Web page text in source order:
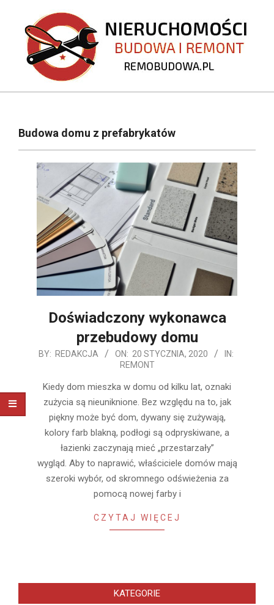
content
REMOBUDOWA.PL
NavigationBudowa domu z prefabrykatów
Doświadczony wykonawca
przebudowy domu
2020-
20
BY: REDAKCJA ON: 20 STYCZNIA, 2020
IN:
REMONT
Kiedy dom mieszka w domu od kilku lat, oznaki
zużycia są nieuniknione. Bez względu na to, jak
piękny może być dom, dywany się zużywają,
kolory farb blakną, podłogi są odpryskiwane, a
łazienki zaczynają mieć „przestarzały”
wygląd. Aby to naprawić, właściciele domów mają
szeroki wybór, od skromnego odświeżenia za
pomocą nowej farby i
CZYTAJ WIĘCEJ
KATEGORIE